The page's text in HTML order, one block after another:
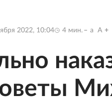
2022, 10:04 4 мин. a A